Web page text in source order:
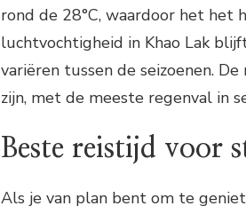
rond de 28°C, waardoor het het
luchtvochtigheid in Khao Lak
variëren tussen de seizoenen.
zijn, met de meeste regenval in
Beste reistijd voor
Als je van plan bent om te